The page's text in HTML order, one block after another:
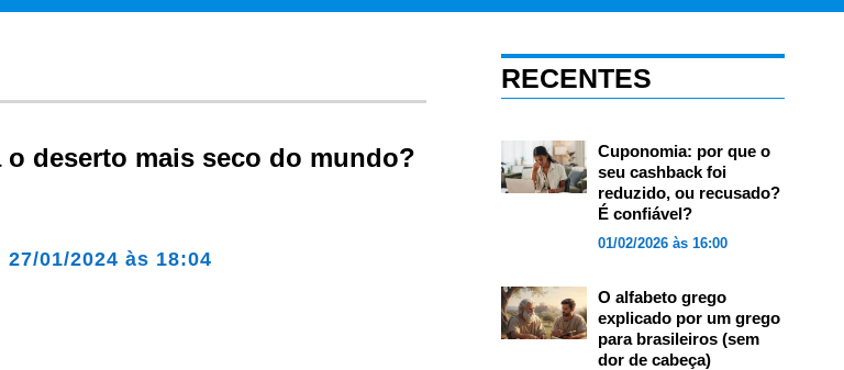
o deserto mais seco do mundo?
27/01/2024 às 18:04
RECENTES
Cuponomia: por que o
seu cashback foi
reduzido, ou recusado?
É confiável?
01/02/2026 às 16:00
O alfabeto grego
explicado por um grego
para brasileiros (sem
dor de cabeça)